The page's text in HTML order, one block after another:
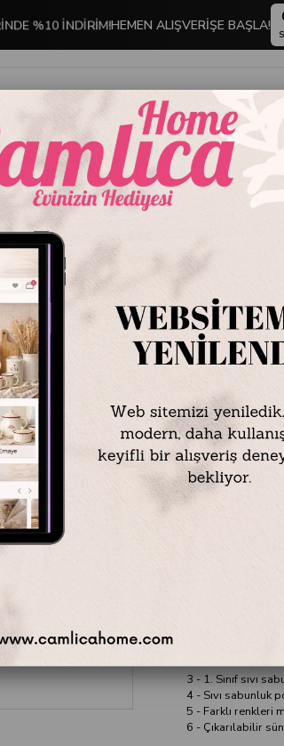
%10 İNDİRİM!HEMEN ALIŞVERİŞE BAŞLA!
DEKORASYON TABLO KOLEKSİYONU
Sıvı Sabunluk Bej
Stok Kodu
Marka:
Toskana Mutfak
Materyal: Plastik
Renk: Bej
Kapasite: 440 ml
Boy 12,5 cm En
1 - 1. Sınıf reçine
2 - 1. Sınıf akrilik
3 - 1. Sınıf sıvı
4 - Sıvı sabunluk
5 - Farklı renkleri
6 - Çıkarılabilir